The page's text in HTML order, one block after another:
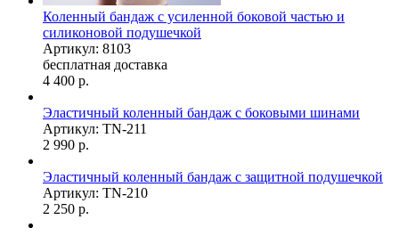
Коленный бандаж с усиленной боковой частью и
силиконовой подушечкой
Артикул: 8103
бесплатная доставка
4 400 р.
Эластичный коленный бандаж с боковыми шинами
Артикул: TN-211
2 990 р.
Эластичный коленный бандаж с защитной подушечкой
Артикул: TN-210
2 250 р.